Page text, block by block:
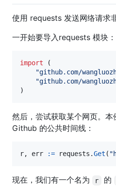
使用 requests 发送网络请求
一开始要导入requests 模块：
import (
"github.com/
"github.com/
)
然后，尝试获取某个网页。本
Github 的公共时间线：
r, err := requests .Get (
现在，我们有一个名为 r 的